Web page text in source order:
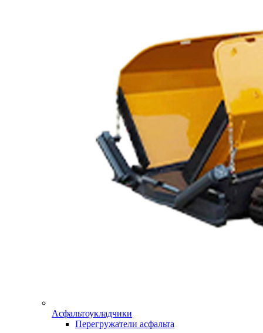
Асфальтоукладчики
Перегружатели асфальта